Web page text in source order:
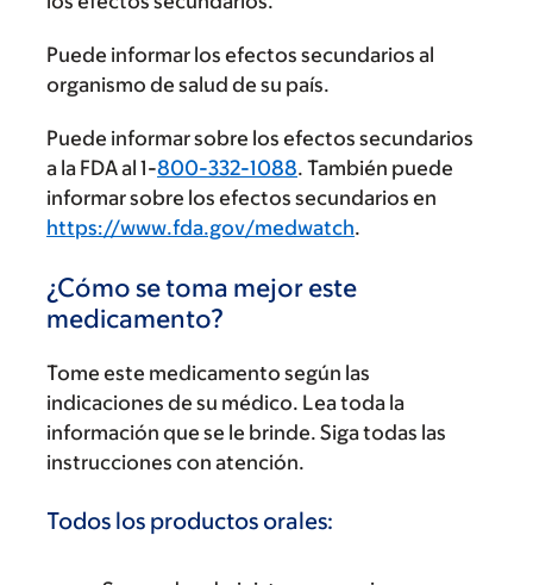
Puede informar los efectos secundarios al
organismo de salud de su país.
Puede informar sobre los efectos secundarios
a la FDA al 1-800-332-1088. También puede
informar sobre los efectos secundarios en
https://www.fda.gov/medwatch.
¿Cómo se toma mejor este
medicamento?
Tome este medicamento según las
indicaciones de su médico. Lea toda la
información que se le brinde. Siga todas las
instrucciones con atención.
Todos los productos orales: